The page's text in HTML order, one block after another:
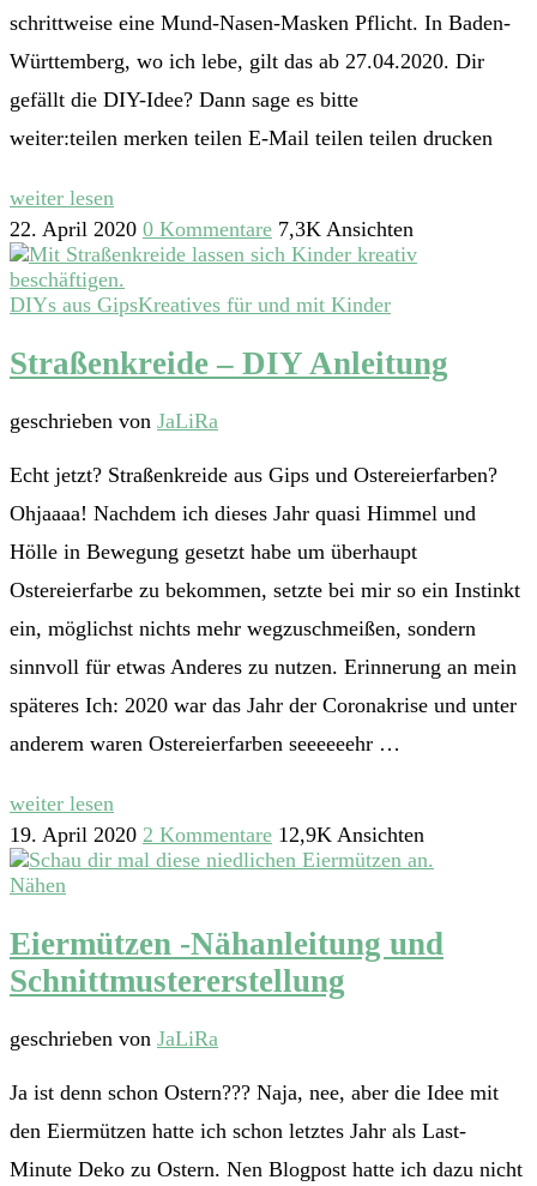
schrittweise eine Mund-Nasen-Masken Pflicht. In Baden-
Württemberg, wo ich lebe, gilt das ab 27.04.2020. Dir
gefällt die DIY-Idee? Dann sage es bitte
weiter:teilen merken teilen E-Mail teilen teilen drucken
weiter lesen
22. April 2020 0 Kommentare 7,3K Ansichten
DIYs aus GipsKreatives für und mit Kinder
Straßenkreide – DIY Anleitung
geschrieben von JaLiRa
Echt jetzt? Straßenkreide aus Gips und Ostereierfarben?
Ohjaaaa! Nachdem ich dieses Jahr quasi Himmel und
Hölle in Bewegung gesetzt habe um überhaupt
Ostereierfarbe zu bekommen, setzte bei mir so ein Instinkt
ein, möglichst nichts mehr wegzuschmeißen, sondern
sinnvoll für etwas Anderes zu nutzen. Erinnerung an mein
späteres Ich: 2020 war das Jahr der Coronakrise und unter
anderem waren Ostereierfarben seeeeeehr …
weiter lesen
19. April 2020 2 Kommentare 12,9K Ansichten
Nähen
Eiermützen -Nähanleitung und
Schnittmustererstellung
geschrieben von JaLiRa
Ja ist denn schon Ostern??? Naja, nee, aber die Idee mit
den Eiermützen hatte ich schon letztes Jahr als Last-
Minute Deko zu Ostern. Nen Blogpost hatte ich dazu nicht